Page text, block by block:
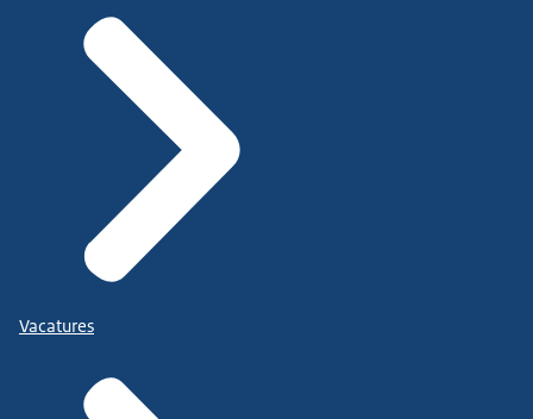
Vacatures